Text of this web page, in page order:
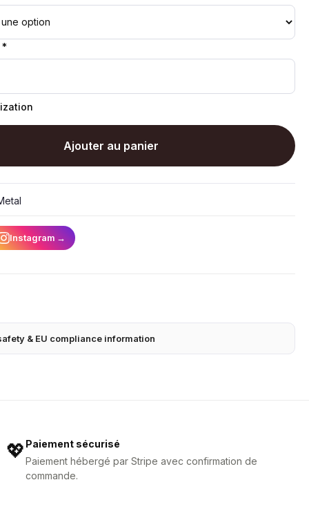
Ajouter au panier
Instagram →
& EU compliance information
💖Paiement sécurisé
Paiement hébergé par Stripe avec confirmation de
commande.